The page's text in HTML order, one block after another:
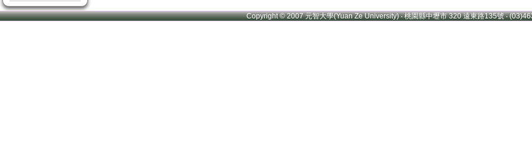
Copyright © 2007 元智大學(Yuan Ze University) ‧ 桃園縣中壢市 320 遠東路135號 ‧